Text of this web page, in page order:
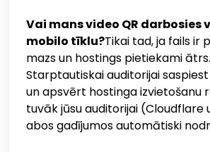
Vai mans video QR darbosies
mobilo tīklu?Tikai tad, ja fails ir
mazs un hostings pietiekami ātrs.
Starptautiskai auditorijai
un apsvērt hostinga izvietošanu
tuvāk jūsu auditorijai (Cloudflare
abos gadījumos automātiski